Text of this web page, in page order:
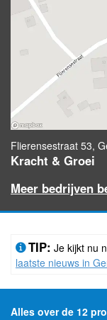
Flierensestraat 53,
Kracht & Groei
Meer bedrijven
TIP: Je kijkt nu
laatste nieuws in
Alles over de 12